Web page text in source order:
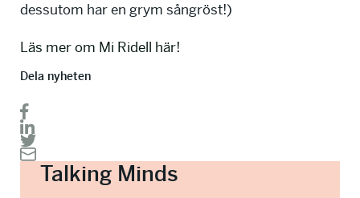
dessutom har en grym sångröst!)
Läs mer om Mi Ridell här!
Dela nyheten
Talking Minds